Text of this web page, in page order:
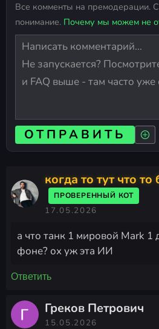
Все комменты на премодерации.
понимание. Почему мы можем не
ОТПРАВИТЬ
когда то тут что
ПРОВЕРЕННЫЙ КОТ
17.05.2026
а что танк 1 мировой Mark 1
фоне? ох уж эта ИИ
Ответить
Греков Петрович
15.05.2026